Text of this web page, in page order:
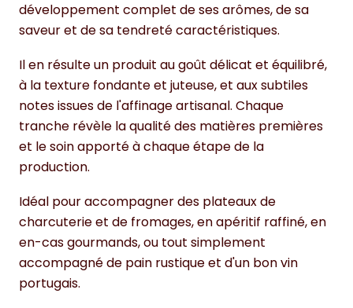
développement complet de ses arômes, de sa
saveur et de sa tendreté caractéristiques.
Il en résulte un produit au goût délicat et équilibré,
à la texture fondante et juteuse, et aux subtiles
notes issues de l'affinage artisanal. Chaque
tranche révèle la qualité des matières premières
et le soin apporté à chaque étape de la
production.
Idéal pour accompagner des plateaux de
charcuterie et de fromages, en apéritif raffiné, en
en-cas gourmands, ou tout simplement
accompagné de pain rustique et d'un bon vin
portugais.